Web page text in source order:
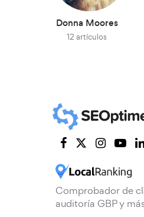
Donna Moores
12 artículos
Comprobador de
auditoría GBP y